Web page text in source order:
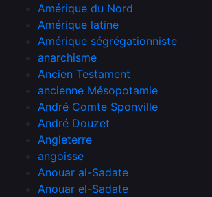
Amérique du Nord
Amérique latine
Amérique ségrégationniste
anarchisme
Ancien Testament
ancienne Mésopotamie
André Comte Sponville
André Douzet
Angleterre
angoisse
Anouar al-Sadate
Anouar el-Sadate